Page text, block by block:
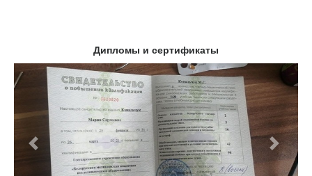
Дипломы и сертификаты
Предыдущий